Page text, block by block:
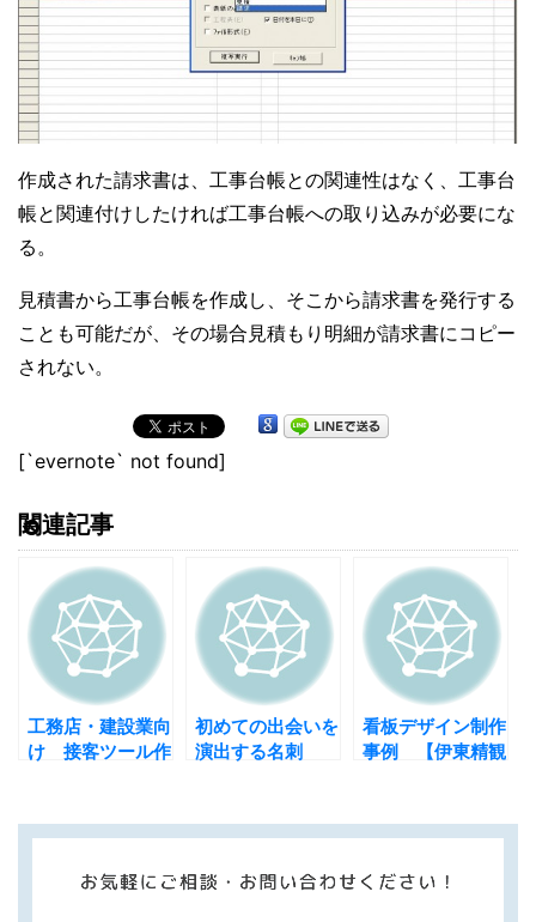
作成された請求書は、工事台帳との関連性はなく、工事台
帳と関連付けしたければ工事台帳への取り込みが必要にな
る。
見積書から工事台帳を作成し、そこから請求書を発行する
ことも可能だが、その場合見積もり明細が請求書にコピー
されない。
[`evernote` not found]
関連記事
工務店・建設業向
け 接客ツール作
初めての出会いを
演出する名刺
看板デザイン制作
事例 【伊東精観